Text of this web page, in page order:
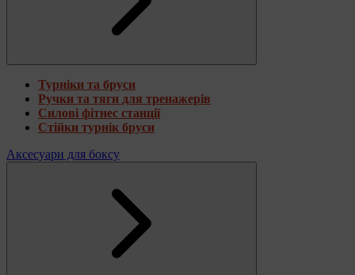
Турніки та бруси
Ручки та тяги для тренажерів
Силові фітнес станції
Стійки турнік бруси
Аксесуари для боксу